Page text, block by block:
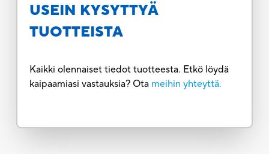
USEIN KYSYTTYÄ
TUOTTEISTA
Kaikki olennaiset tiedot tuotteesta. Etkö löydä
kaipaamiasi vastauksia? Ota meihin yhteyttä.